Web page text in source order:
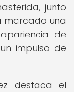
junto
marcado una
de
impulso de
destaca el